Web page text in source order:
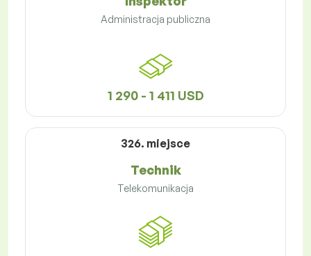
Administracja publiczna
1 290 - 1 411 USD
326. miejsce
Technik
Telekomunikacja